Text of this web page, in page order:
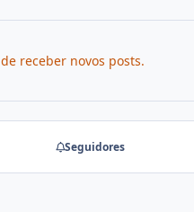
receber novos posts.
Seguidores